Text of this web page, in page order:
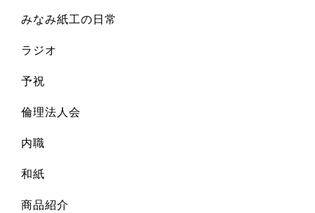
みなみ紙工の日常
ラジオ
予祝
倫理法人会
内職
和紙
商品紹介